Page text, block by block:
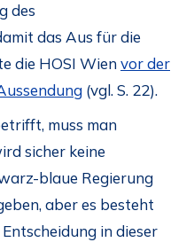
des
das Aus für die
die HOSI Wienvor der
(vgl. S. 22).
muss man
sicher keine
blaue Regierung
aber es besteht
in dieser